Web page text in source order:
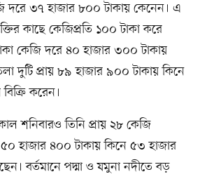
দরে ৩৭ হাজার ৮০০ টাকায় কেনেন। এ
কাছে কেজিপ্রতি ১০০ টাকা করে
কেজি দরে ৪০ হাজার ৩০০ টাকায়
দুটি প্রায় ৮৯ হাজার ৯০০ টাকায় কিনে
করেন।
শনিবারও তিনি প্রায় ২৮ কেজি
হাজার ৪০০ টাকায় কিনে ৫৩ হাজার
বর্তমানে পদ্মা ও যমুনা নদীতে বড়